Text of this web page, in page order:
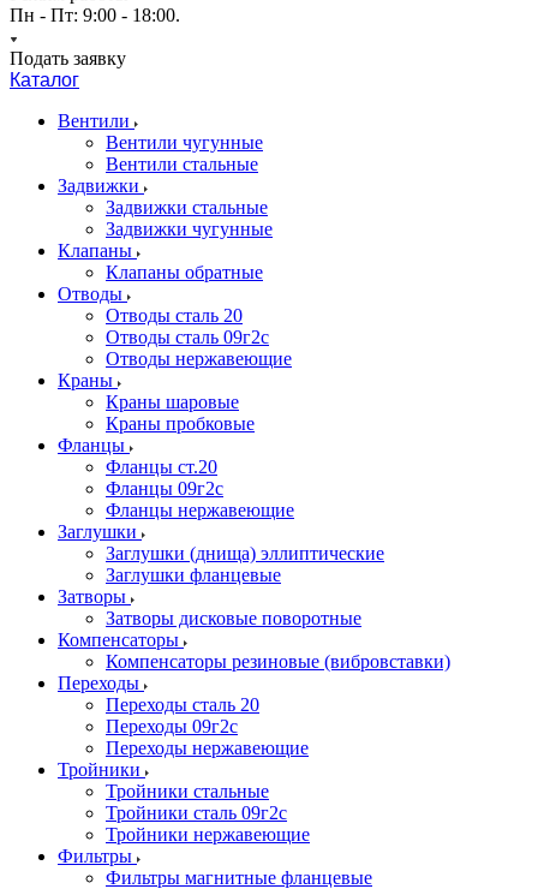
Пн - Пт: 9:00 - 18:00.
Подать заявку
Каталог
Вентили
Вентили чугунные
Вентили стальные
Задвижки
Задвижки стальные
Задвижки чугунные
Клапаны
Клапаны обратные
Отводы
Отводы сталь 20
Отводы сталь 09г2с
Отводы нержавеющие
Краны
Краны шаровые
Краны пробковые
Фланцы
Фланцы ст.20
Фланцы 09г2с
Фланцы нержавеющие
Заглушки
Заглушки (днища) эллиптические
Заглушки фланцевые
Затворы
Затворы дисковые поворотные
Компенсаторы
Компенсаторы резиновые (вибровставки)
Переходы
Переходы сталь 20
Переходы 09г2с
Переходы нержавеющие
Тройники
Тройники стальные
Тройники сталь 09г2с
Тройники нержавеющие
Фильтры
Фильтры магнитные фланцевые